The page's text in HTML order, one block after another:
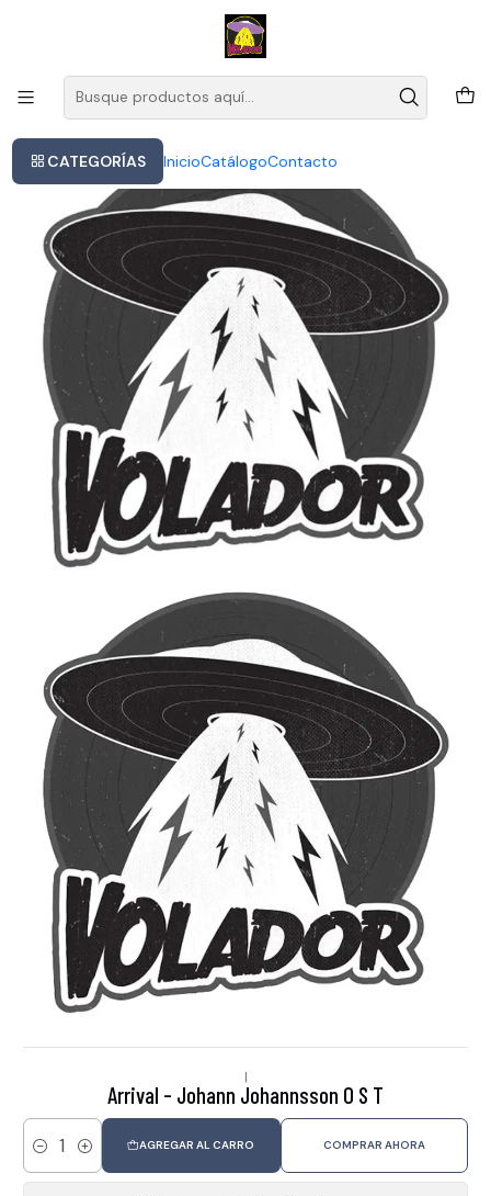
CATEGORÍAS InicioCatálogoContacto
Este es el texto del slide
|
Arrival - Johann Johannsson O S T
Cantidad
AGREGAR AL CARRO COMPRAR AHORA